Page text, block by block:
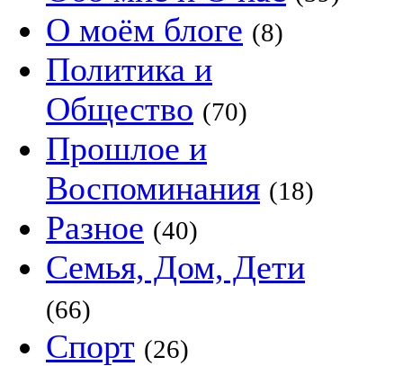
О моём блоге (8)
Политика и
Общество (70)
Прошлое и
Воспоминания (18)
Разное (40)
Семья, Дом, Дети
(66)
Спорт (26)